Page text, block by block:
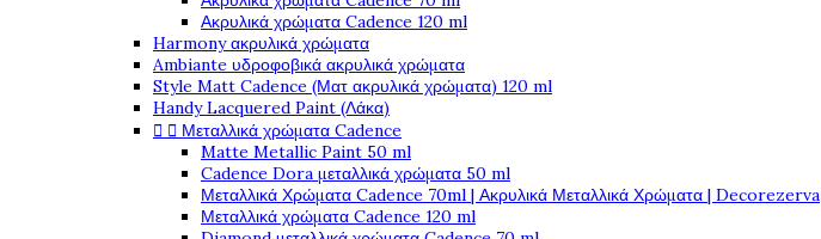
Ακρυλικά χρώματα Cadence 120 ml
Harmony ακρυλικά χρώματα
Ambiante υδροφοβικά ακρυλικά χρώματα
Style Matt Cadence (Ματ ακρυλικά χρώματα) 120 ml
Handy Lacquered Paint (Λάκα)
  Μεταλλικά χρώματα Cadence
Matte Metallic Paint 50 ml
Cadence Dora μεταλλικά χρώματα 50 ml
Μεταλλικά Χρώματα Cadence 70ml | Ακρυλικά Μεταλλικά Χρώματα | Decorezerva
Μεταλλικά χρώματα Cadence 120 ml